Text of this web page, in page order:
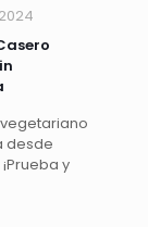
desde
y